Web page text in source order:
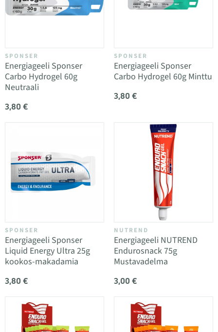
SPONSER
Energiageeli Sponser
Carbo Hydrogel 60g
Neutraali
3,80 €
SPONSER
Energiageeli Sponser
Carbo Hydrogel 60g Minttu
3,80 €
SPONSER
Energiageeli Sponser
Liquid Energy Ultra 25g
kookos-makadamia
3,80 €
NUTREND
Energiageeli NUTREND
Endurosnack 75g
Mustavadelma
3,00 €